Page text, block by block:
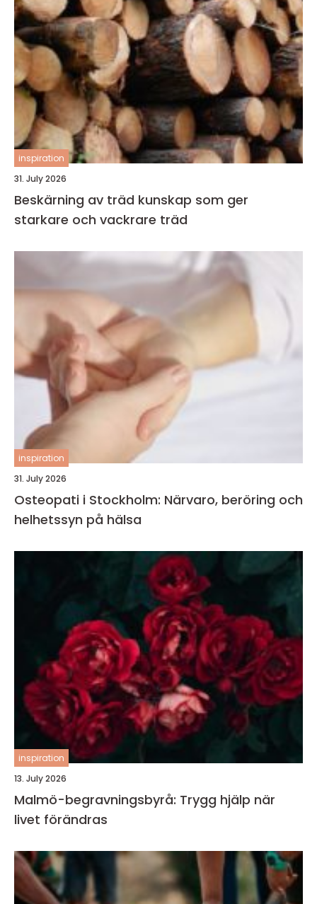
inspiration
31. July 2026
Beskärning av träd kunskap som ger
starkare och vackrare träd
inspiration
31. July 2026
Osteopati i Stockholm: Närvaro, beröring och
helhetssyn på hälsa
inspiration
13. July 2026
Malmö-begravningsbyrå: Trygg hjälp när
livet förändras